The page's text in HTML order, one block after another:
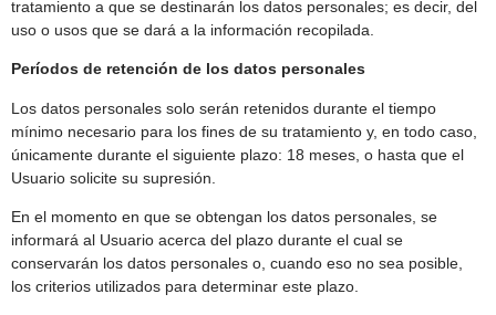
tratamiento a que se destinarán los datos personales; es decir, del
uso o usos que se dará a la información recopilada.
Períodos de retención de los datos personales
Los datos personales solo serán retenidos durante el tiempo
mínimo necesario para los fines de su tratamiento y, en todo caso,
únicamente durante el siguiente plazo: 18 meses, o hasta que el
Usuario solicite su supresión.
En el momento en que se obtengan los datos personales, se
informará al Usuario acerca del plazo durante el cual se
conservarán los datos personales o, cuando eso no sea posible,
los criterios utilizados para determinar este plazo.